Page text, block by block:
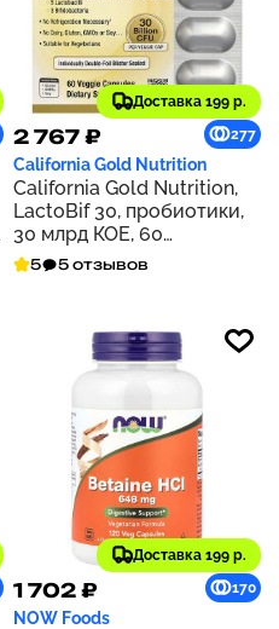
Доставка 199 р.
2 767 ₽ 277
California Gold Nutrition
California Gold Nutrition,
LactoBif 30, пробиотики,
30 млрд КОЕ, 60
растительных капсул
5 5 отзывов
Доставка 199 р.
1 702 ₽ 170
NOW Foods